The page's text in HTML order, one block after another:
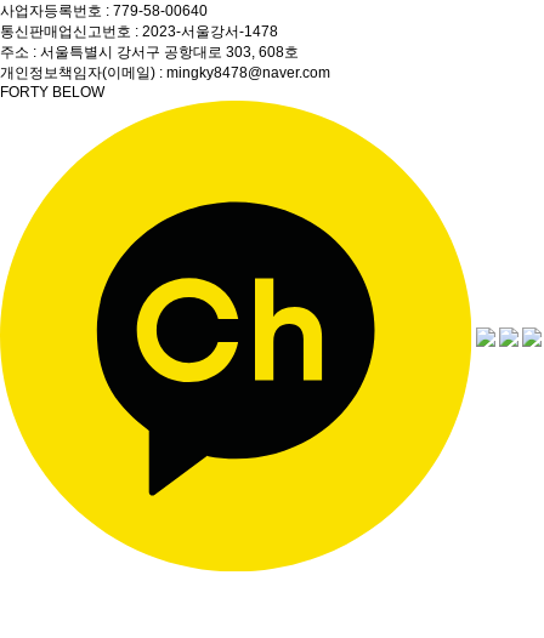
사업자등록번호 : 779-58-00640
통신판매업신고번호 : 2023-서울강서-1478
주소 : 서울특별시 강서구 공항대로 303, 608호
개인정보책임자(이메일) : mingky8478@naver.com
FORTY BELOW